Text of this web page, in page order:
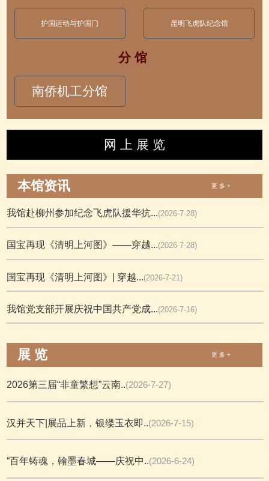
护国运动与护国门 昆明飞虎队纪念馆
分 馆
南侨机工分馆
网 上 展 览
本馆资讯 更 多 +
我馆赴柳州参加纪念飞虎队援华抗...(2026-7-28)
国宝再现《清明上河图》——穿越...(2026-7-28)
国宝再现《清明上河图》| 穿越...(2026-7-21)
我馆党支部开展庆祝中国共产党成...(2026-7-16)
展 览 更 多 +
2026第三届“非童繁想”云南..(2026-7-27)
汉并天下|展品上新，银缕玉衣即..(2026-7-15)
“百年铸魂，翰墨春城——庆祝中..(2026-6-24)